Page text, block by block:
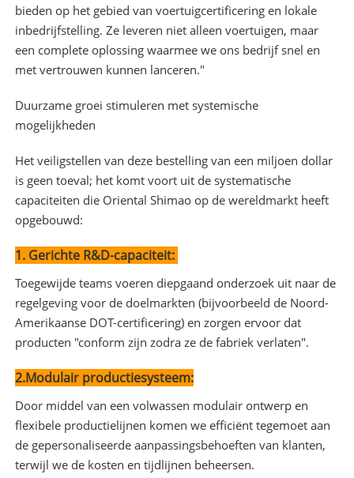
bieden op het gebied van voertuigcertificering en lokale
inbedrijfstelling. Ze leveren niet alleen voertuigen, maar
een complete oplossing waarmee we ons bedrijf snel en
met vertrouwen kunnen lanceren."
Duurzame groei stimuleren met systemische
mogelijkheden
Het veiligstellen van deze bestelling van een miljoen dollar
is geen toeval; het komt voort uit de systematische
capaciteiten die Oriental Shimao op de wereldmarkt heeft
opgebouwd:
1. Gerichte R&D-capaciteit:
Toegewijde teams voeren diepgaand onderzoek uit naar de
regelgeving voor de doelmarkten (bijvoorbeeld de Noord-
Amerikaanse DOT-certificering) en zorgen ervoor dat
producten "conform zijn zodra ze de fabriek verlaten".
2.Modulair productiesysteem:
Door middel van een volwassen modulair ontwerp en
flexibele productielijnen komen we efficiënt tegemoet aan
de gepersonaliseerde aanpassingsbehoeften van klanten,
terwijl we de kosten en tijdlijnen beheersen.